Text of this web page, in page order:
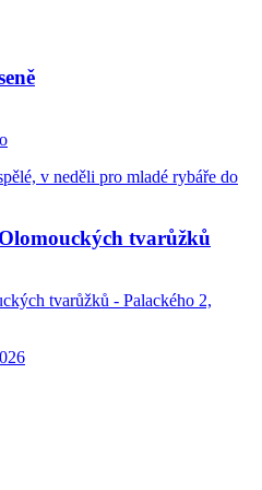
v neděli pro mladé rybáře do
tvarůžků
tvarůžků - Palackého 2,